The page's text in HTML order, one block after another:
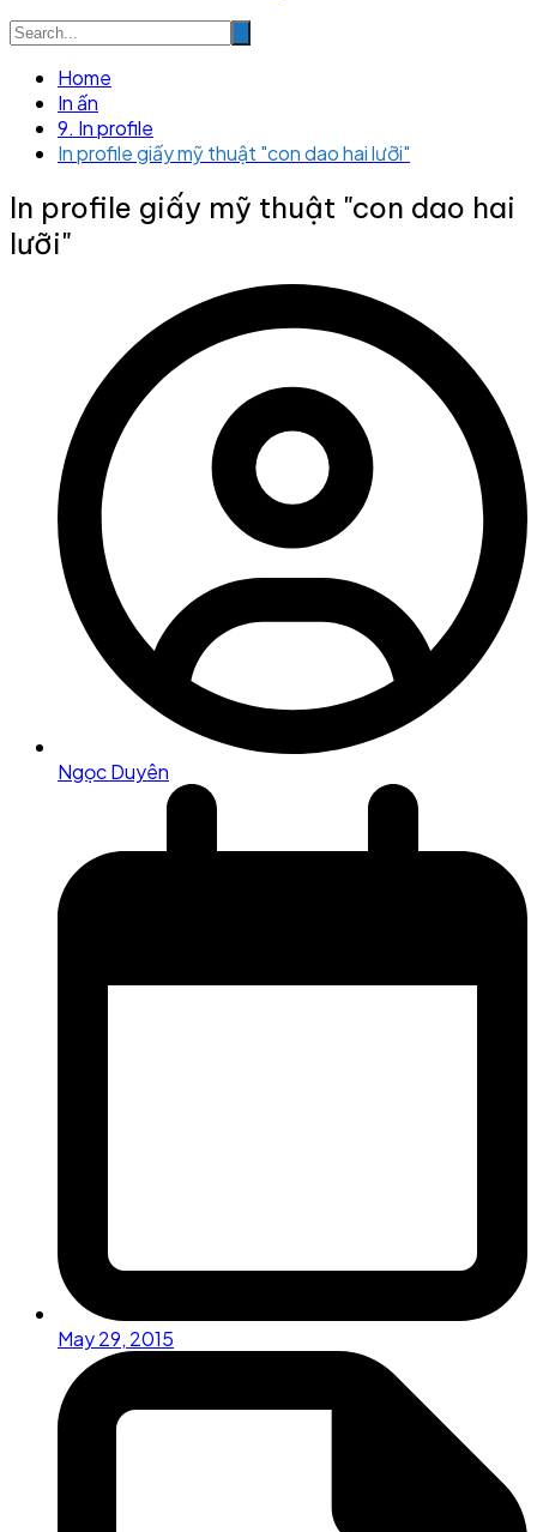
Home
In ấn
9. In profile
In profile giấy mỹ thuật "con dao hai lưỡi"
In profile giấy mỹ thuật "con dao hai
lưỡi"
Ngọc Duyên
May 29, 2015